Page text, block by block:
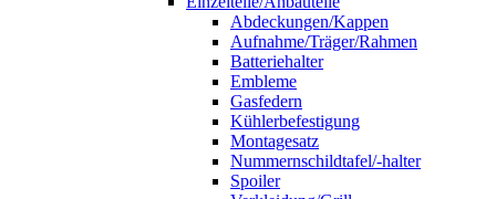
Abdeckungen/Kappen
Aufnahme/Träger/Rahmen
Batteriehalter
Embleme
Gasfedern
Kühlerbefestigung
Montagesatz
Nummernschildtafel/-halter
Spoiler